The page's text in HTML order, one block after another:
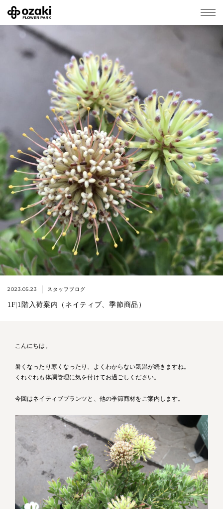
2023.05.23 スタッフブログ
1F|1階入荷案内（ネイティブ、季節商品）
こんにちは。
暑くなったり寒くなったり、よくわからない気温が続きますね。
くれぐれも体調管理に気を付けてお過ごしください。
今回はネイティブプランツと、他の季節商材をご案内します。